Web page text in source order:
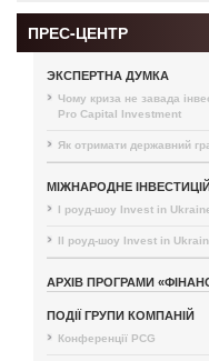
ПРЕС-ЦЕНТР
ЭКСПЕРТНА ДУМКА
Чому криза не завада
Pro Capital Investment
Як отримати державний
МІЖНАРОДНЕ
I роуд-шоу Invest in
II роуд-шоу Invest in
АРХІВ ПРОГРАМИ
ПОДІЇ ГРУПИ КОМПАНІЙ
Конференції PCG